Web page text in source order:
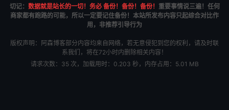
切记： 数据就是站长的一切！务必 备份！备份！备份！ 重要事情说三遍！任何
商家都有跑路的可能，所以一定要记住备份！本站所发布内容只起综合对比作
用，非推荐引导行为
版权声明：阿森博客部分内容均来自网络，若无意侵犯到您的权利，请及时联
系我们，将在72小时内删除相关内容！
请求次数：35 次，加载用时：0.203 秒，内存占用：5.01 MB